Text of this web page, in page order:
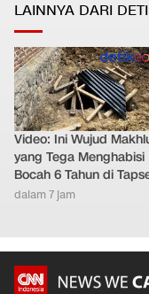
LAINNYA DARI
Video: Ini Wujud
yang Tega Menghabisi
Bocah 6 Tahun di
dalam 7 jam